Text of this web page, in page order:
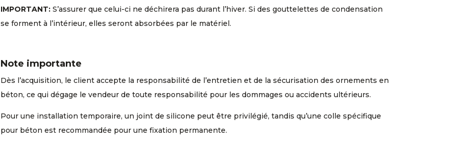
IMPORTANT:S’assurer que celui-ci ne déchirera pas durant l’hiver. Si des gouttelettes de condensation
se forment à l’intérieur, elles seront absorbées par le matériel.
Note importante
Dès l’acquisition, le client accepte la responsabilité de l’entretien et de la sécurisation des ornements en
béton, ce qui dégage le vendeur de toute responsabilité pour les dommages ou accidents ultérieurs.
Pour une installation temporaire, un joint de silicone peut être privilégié, tandis qu’une colle spécifique
pour béton est recommandée pour une fixation permanente.